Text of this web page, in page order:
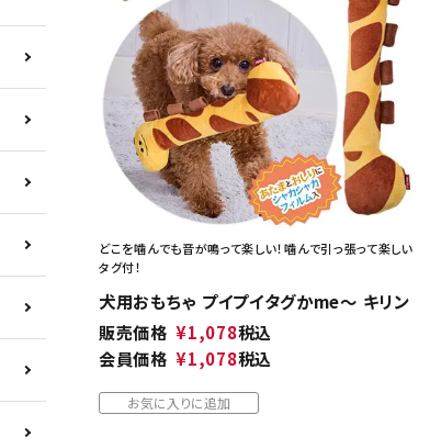
どこを噛んでも音が鳴って楽しい！噛んで引っ張って楽しい
タグ付！
犬用おもちゃ プイプイタグかme～ キリン
販売価格 ¥1,078税込
会員価格 ¥1,078税込
お気に入りに追加